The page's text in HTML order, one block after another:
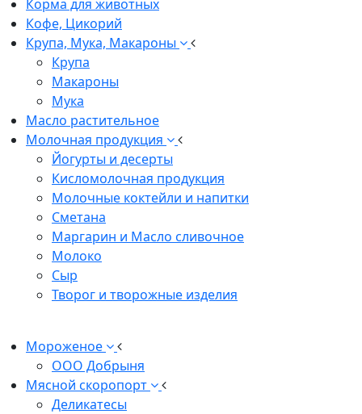
Корма для животных
Кофе, Цикорий
Крупа, Мука, Макароны
Крупа
Макароны
Мука
Масло растительное
Молочная продукция
Йогурты и десерты
Кисломолочная продукция
Молочные коктейли и напитки
Сметана
Маргарин и Масло сливочное
Молоко
Сыр
Творог и творожные изделия
Мороженое
ООО Добрыня
Мясной скоропорт
Деликатесы